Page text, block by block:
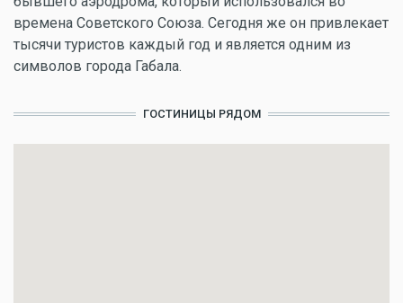
времена Советского Союза. Сегодня же он привлекает
тысячи туристов каждый год и является одним из
символов города Габала.
ГОСТИНИЦЫ РЯДОМ